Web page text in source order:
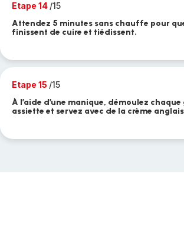
Etape 14 /15
Attendez 5 minutes sans chauffe pour
finissent de cuire et tiédissent.
Etape 15 /15
À l’aide d’une manique, démoulez
assiette et servez avec de la crème